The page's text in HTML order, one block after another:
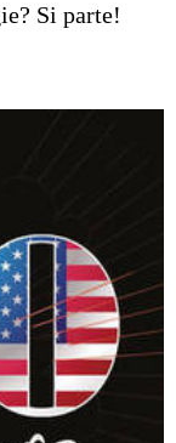
Si parte!